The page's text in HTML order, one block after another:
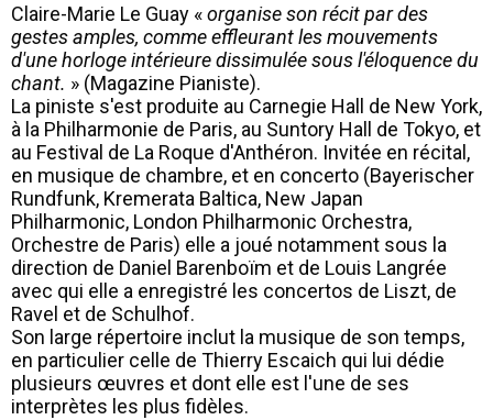
Claire-Marie Le Guay «organise son récit par des
gestes amples, comme effleurant les mouvements
d'une horloge intérieure dissimulée sous l'éloquence du
chant. » (Magazine Pianiste).
La piniste s'est produite au Carnegie Hall de New York,
à la Philharmonie de Paris, au Suntory Hall de Tokyo, et
au Festival de La Roque d'Anthéron. Invitée en récital,
en musique de chambre, et en concerto (Bayerischer
Rundfunk, Kremerata Baltica, New Japan
Philharmonic, London Philharmonic Orchestra,
Orchestre de Paris) elle a joué notamment sous la
direction de Daniel Barenboïm et de Louis Langrée
avec qui elle a enregistré les concertos de Liszt, de
Ravel et de Schulhof.
Son large répertoire inclut la musique de son temps,
en particulier celle de Thierry Escaich qui lui dédie
plusieurs œuvres et dont elle est l'une de ses
interprètes les plus fidèles.